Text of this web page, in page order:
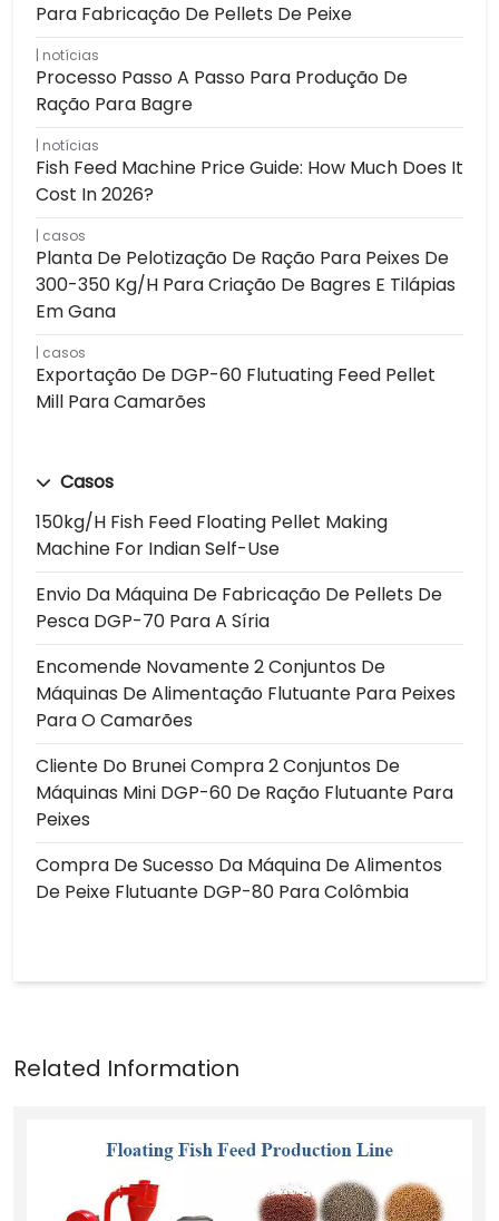
Para Fabricação De Pellets De Peixe
notícias
Processo Passo A Passo Para Produção De
Ração Para Bagre
notícias
Fish Feed Machine Price Guide: How Much Does It
Cost In 2026?
casos
Planta De Pelotização De Ração Para Peixes De
300-350 Kg/h Para Criação De Bagres E Tilápias
Em Gana
casos
Exportação De DGP-60 Flutuating Feed Pellet
Mill Para Camarões
Casos
150kg/h Fish Feed Floating Pellet Making
Machine For Indian Self-Use
Envio Da Máquina De Fabricação De Pellets De
Pesca DGP-70 Para A Síria
Encomende Novamente 2 Conjuntos De
Máquinas De Alimentação Flutuante Para Peixes
Para O Camarões
Cliente Do Brunei Compra 2 Conjuntos De
Máquinas Mini DGP-60 De Ração Flutuante Para
Peixes
Compra De Sucesso Da Máquina De Alimentos
De Peixe Flutuante DGP-80 Para Colômbia